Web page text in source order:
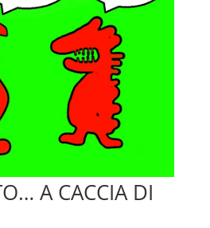
A CACCIA DI